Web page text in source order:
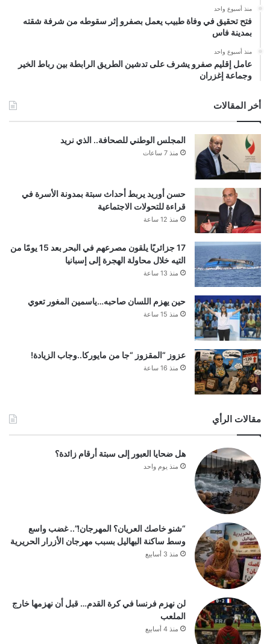
منذ أسبوع واحد
فتح تحقيق في وفاة طبيب يعمل بصفرو إثر سقوطه من شرفة شقته
بمدينة فاس
منذ أسبوع واحد
عامل إقليم صفرو يشرف على تدشين الطريق الرابطة بين رباط الخير
وجماعة إغزران
أخر المقالات
المجلس الوطني للصحافة.. الذي نريد
منذ 7 ساعات
حسن أوريد يربط أحداث سبتة بمدونة الأسرة في
قراءة للتحولات الاجتماعية
منذ 12 ساعة
17 جزائريًا يلقون مصرعهم في البحر بعد 15 يومًا من
التيه خلال محاولة الهجرة إلى إسبانيا
منذ 13 ساعة
حين يهزم اللسان صاحبه…ياسمين المغور تعوي
منذ 15 ساعة
عزوز “المقزوز “جا من مايوركا..وجاب الزيادة!
منذ 16 ساعة
مقالات الرأي
هل ضحايا العبور إلى سبتة أرقام زائدة؟
منذ يوم واحد
“شنو خاصك العريان؟ المهرجان!”.. غضب واسع
وسط ساكنة البهاليل بسبب مهرجان الأزرار الحريرية
منذ 3 أسابيع
لن نهزم فرنسا في كرة القدم… قبل أن نهزمها خارج
الملعب
منذ 4 أسابيع